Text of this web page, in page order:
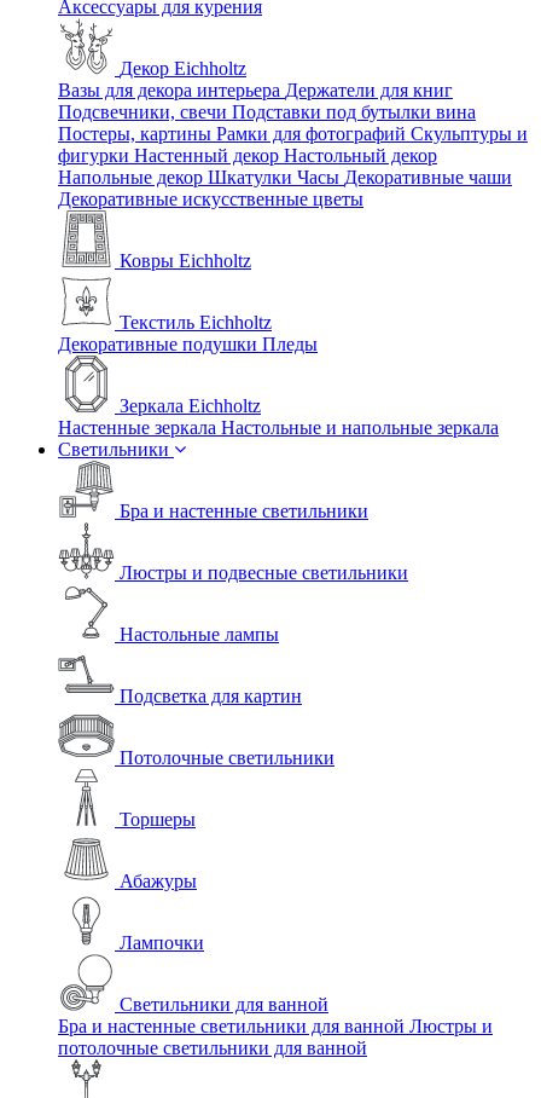
Аксессуары для курения
Декор Eichholtz
Вазы для декора интерьера Держатели для книг
Подсвечники, свечи Подставки под бутылки вина
Постеры, картины Рамки для фотографий Скульптуры и
фигурки Настенный декор Настольный декор
Напольные декор Шкатулки Часы Декоративные чаши
Декоративные искусственные цветы
Ковры Eichholtz
Текстиль Eichholtz
Декоративные подушки Пледы
Зеркала Eichholtz
Настенные зеркала Настольные и напольные зеркала
Светильники
Бра и настенные светильники
Люстры и подвесные светильники
Настольные лампы
Подсветка для картин
Потолочные светильники
Торшеры
Абажуры
Лампочки
Светильники для ванной
Бра и настенные светильники для ванной Люстры и
потолочные светильники для ванной